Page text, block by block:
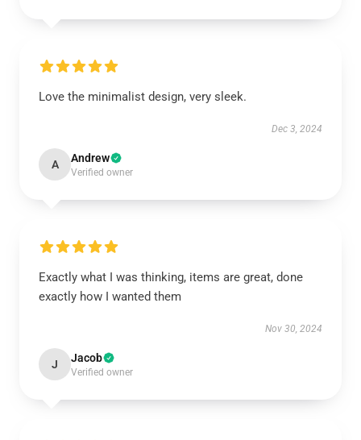
Love the minimalist design, very sleek.
Dec 3, 2024
A Andrew
Verified owner
Exactly what I was thinking, items are great, done
exactly how I wanted them
Nov 30, 2024
J Jacob
Verified owner